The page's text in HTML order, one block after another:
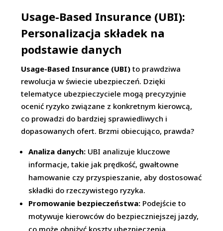
Usage-Based Insurance (UBI):
Personalizacja składek na
podstawie danych
Usage-Based Insurance (UBI) to prawdziwa
rewolucja w świecie ubezpieczeń. Dzięki
telematyce ubezpieczyciele mogą precyzyjnie
ocenić ryzyko związane z konkretnym kierowcą,
co prowadzi do bardziej sprawiedliwych i
dopasowanych ofert. Brzmi obiecująco, prawda?
Analiza danych: UBI analizuje kluczowe
informacje, takie jak prędkość, gwałtowne
hamowanie czy przyspieszanie, aby dostosować
składki do rzeczywistego ryzyka.
Promowanie bezpieczeństwa: Podejście to
motywuje kierowców do bezpieczniejszej jazdy,
co może obniżyć koszty ubezpieczenia.